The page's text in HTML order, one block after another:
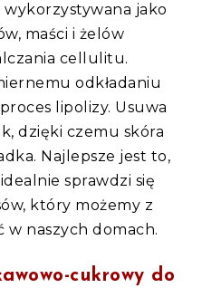
jako
maści i żelów
cellulitu.
odkładaniu
lipolizy. Usuwa
dzięki czemu skóra
Najlepsze jest to,
sprawdzi się
który możemy z
w naszych domach.
cukrowy do